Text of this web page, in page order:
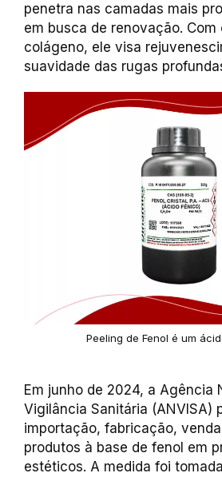
penetra nas camadas mais
em busca de renovação. Com
colágeno, ele visa
suavidade das rugas
Peeling de Fenol é um
Em junho de 2024, a Agência
Vigilância Sanitária (ANVISA)
importação, fabricação,
produtos à base de fenol em
estéticos. A medida foi